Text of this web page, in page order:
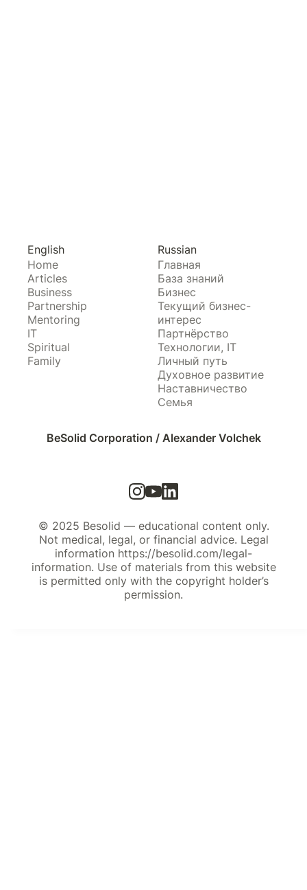
BeSolid Corporation / Alexander Volchek
English
Home
Articles
Business
Partnership
Mentoring
IT
Spiritual
Family
Russian
Главная
База знаний
Бизнес
Текущий бизнес-
интерес
Партнёрство
Технологии, IT
Личный путь
Духовное развитие
Наставничество
Семья
© 2025 Besolid — educational content only.
Not medical, legal, or financial advice. Legal
information https://besolid.com/legal-
information. Use of materials from this website
is permitted only with the copyright holder’s
permission.